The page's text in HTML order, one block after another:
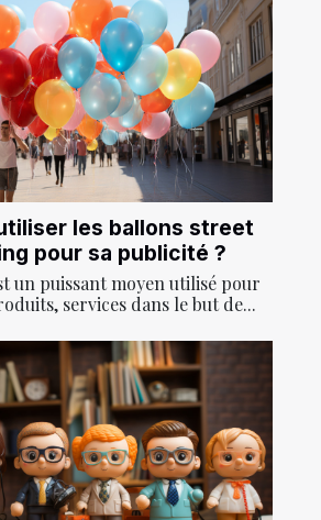
les ballons street
pour sa publicité ?
un puissant moyen utilisé pour
services dans le but de...